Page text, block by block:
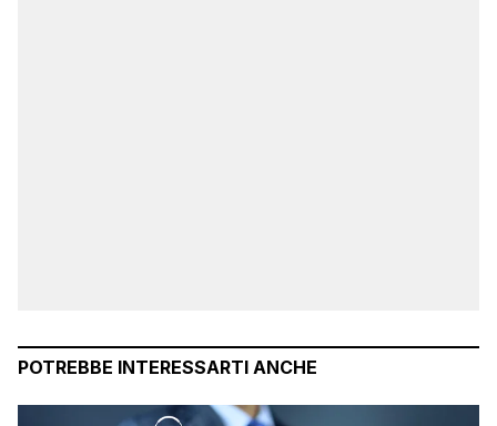
POTREBBE INTERESSARTI ANCHE